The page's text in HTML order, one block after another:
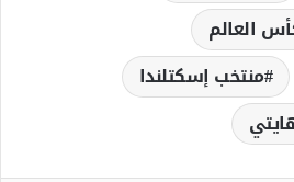
العالم
منتخب إسكتلندا